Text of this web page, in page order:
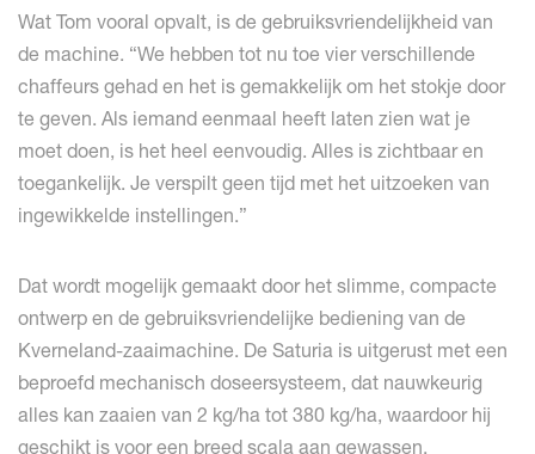
Wat Tom vooral opvalt, is de gebruiksvriendelijkheid van
de machine. “We hebben tot nu toe vier verschillende
chaffeurs gehad en het is gemakkelijk om het stokje door
te geven. Als iemand eenmaal heeft laten zien wat je
moet doen, is het heel eenvoudig. Alles is zichtbaar en
toegankelijk. Je verspilt geen tijd met het uitzoeken van
ingewikkelde instellingen.”
Dat wordt mogelijk gemaakt door het slimme, compacte
ontwerp en de gebruiksvriendelijke bediening van de
Kverneland-zaaimachine. De Saturia is uitgerust met een
beproefd mechanisch doseersysteem, dat nauwkeurig
alles kan zaaien van 2 kg/ha tot 380 kg/ha, waardoor hij
geschikt is voor een breed scala aan gewassen.